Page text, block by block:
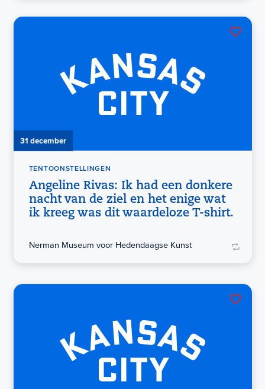
31 december
TENTOONSTELLINGEN
Angeline Rivas: Ik had een donkere
nacht van de ziel en het enige wat
ik kreeg was dit waardeloze T-shirt.
Nerman Museum voor Hedendaagse Kunst